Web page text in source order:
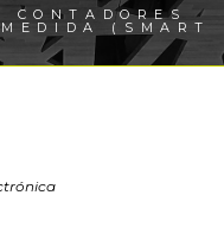
CONTADORES
(SMART